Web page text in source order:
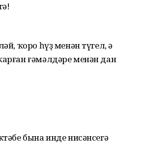
ҡоро һүҙ менән түгел, ә
ғәмәлдәре менән дан
бына инде ни­сән­сегә